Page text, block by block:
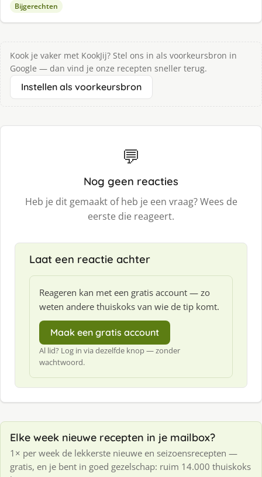
Bijgerechten
Kook je vaker met KookJij? Stel ons in als voorkeursbron in
Google — dan vind je onze recepten sneller terug.
Instellen als voorkeursbron
💬
Nog geen reacties
Heb je dit gemaakt of heb je een vraag? Wees de
eerste die reageert.
Laat een reactie achter
Reageren kan met een gratis account — zo
weten andere thuiskoks van wie de tip komt.
Maak een gratis account
Al lid? Log in via dezelfde knop — zonder
wachtwoord.
Elke week nieuwe recepten in je mailbox?
1× per week de lekkerste nieuwe en seizoensrecepten —
gratis, en je bent in goed gezelschap: ruim 14.000 thuiskoks